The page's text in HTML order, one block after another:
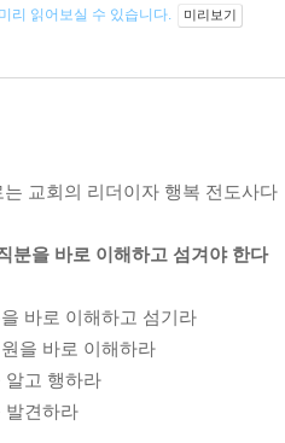
리 읽어보실 수 있습니다. 미리보기
는 교회의 리더이자 행복 전도사다
분을 바로 이해하고 섬겨야 한다
바로 이해하고 섬기라
을 바로 이해하라
알고 행하라
발견하라